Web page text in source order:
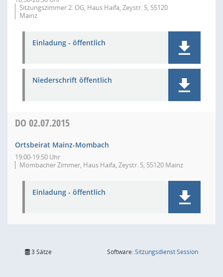
Sitzungszimmer 2. OG, Haus Haifa, Zeystr. 5, 55120
Mainz
Einladung - öffentlich
Niederschrift öffentlich
DO 02.07.2015
Ortsbeirat Mainz-Mombach
19:00-19:50 Uhr
Mombacher Zimmer, Haus Haifa, Zeystr. 5, 55120 Mainz
Einladung - öffentlich
3 Sätze Software:SitzungsdienstSession(Wird in